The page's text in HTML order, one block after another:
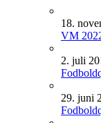
18.
VM
2. juli
29. juni